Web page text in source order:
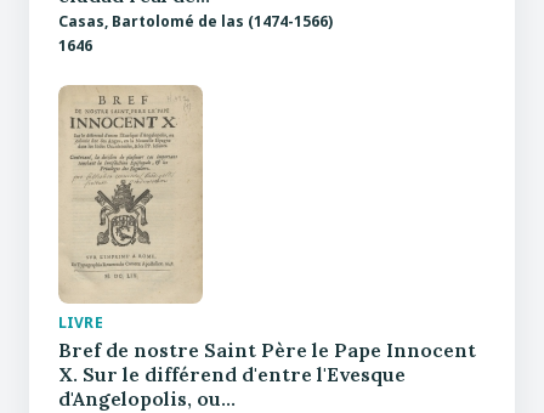
Casas, Bartolomé de las (1474-1566)
1646
LIVRE
Bref de nostre Saint Père le Pape Innocent
X. Sur le différend d'entre l'Evesque
d'Angelopolis, ou…